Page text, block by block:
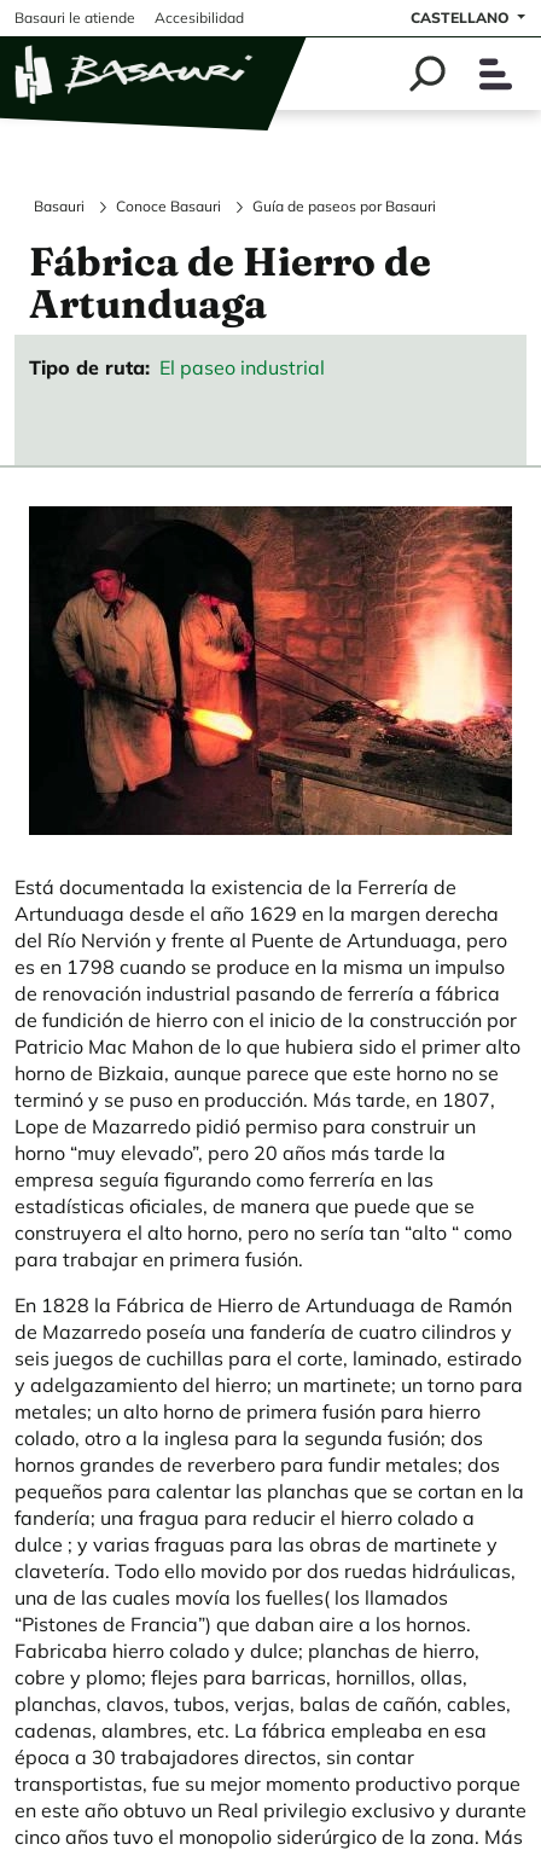
Pasar al contenido principal
Basauri le atiende Accesibilidad CASTELLANO
Basauri Conoce Basauri Guía de paseos por Basauri
Fábrica de Hierro de
Artunduaga
Tipo de ruta El paseo industrial
Está documentada la existencia de la Ferrería de
Artunduaga desde el año 1629 en la margen derecha
del Río Nervión y frente al Puente de Artunduaga, pero
es en 1798 cuando se produce en la misma un impulso
de renovación industrial pasando de ferrería a fábrica
de fundición de hierro con el inicio de la construcción por
Patricio Mac Mahon de lo que hubiera sido el primer alto
horno de Bizkaia, aunque parece que este horno no se
terminó y se puso en producción. Más tarde, en 1807,
Lope de Mazarredo pidió permiso para construir un
horno “muy elevado”, pero 20 años más tarde la
empresa seguía figurando como ferrería en las
estadísticas oficiales, de manera que puede que se
construyera el alto horno, pero no sería tan “alto “ como
para trabajar en primera fusión.
En 1828 la Fábrica de Hierro de Artunduaga de Ramón
de Mazarredo poseía una fandería de cuatro cilindros y
seis juegos de cuchillas para el corte, laminado, estirado
y adelgazamiento del hierro; un martinete; un torno para
metales; un alto horno de primera fusión para hierro
colado, otro a la inglesa para la segunda fusión; dos
hornos grandes de reverbero para fundir metales; dos
pequeños para calentar las planchas que se cortan en la
fandería; una fragua para reducir el hierro colado a
dulce ; y varias fraguas para las obras de martinete y
clavetería. Todo ello movido por dos ruedas hidráulicas,
una de las cuales movía los fuelles( los llamados
“Pistones de Francia”) que daban aire a los hornos.
Fabricaba hierro colado y dulce; planchas de hierro,
cobre y plomo; flejes para barricas, hornillos, ollas,
planchas, clavos, tubos, verjas, balas de cañón, cables,
cadenas, alambres, etc. La fábrica empleaba en esa
época a 30 trabajadores directos, sin contar
transportistas, fue su mejor momento productivo porque
en este año obtuvo un Real privilegio exclusivo y durante
cinco años tuvo el monopolio siderúrgico de la zona. Más